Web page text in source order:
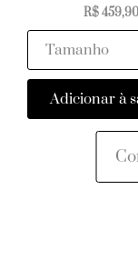
R$ 459,90
Adicionar à